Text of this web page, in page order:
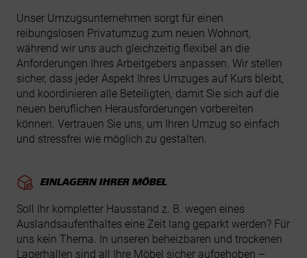
Unser Umzugsunternehmen sorgt für einen
reibungslosen Privatumzug zum neuen Wohnort,
während wir uns auch gleichzeitig flexibel an die
Anforderungen Ihres Arbeitgebers anpassen. Wir stellen
sicher, dass jeder Aspekt Ihres Umzuges auf Kurs bleibt,
und koordinieren alle Beteiligten, damit Sie sich auf die
neuen beruflichen Herausforderungen vorbereiten
können. Vertrauen Sie uns, um Ihren Umzug so einfach
und stressfrei wie möglich zu gestalten.
EINLAGERN IHRER MÖBEL
Soll Ihr kompletter Hausstand z. B. wegen eines
Auslandsaufenthaltes eine Zeit lang geparkt werden? Für
uns kein Thema. In unseren beheizbaren und trockenen
Lagerhallen sind all Ihre Möbel sicher aufgehoben –